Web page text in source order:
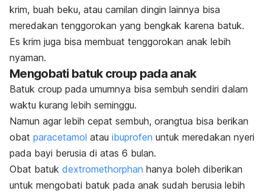
krim, buah beku, atau camilan dingin lainnya bisa
meredakan tenggorokan yang bengkak karena batuk.
Es krim juga bisa membuat tenggorokan anak lebih
nyaman.
Mengobati batuk croup pada anak
Batuk croup pada umumnya bisa sembuh sendiri dalam
waktu kurang lebih seminggu.
Namun agar lebih cepat sembuh, orangtua bisa berikan
obat paracetamol atau ibuprofen untuk meredakan nyeri
pada bayi berusia di atas 6 bulan.
Obat batuk dextromethorphan hanya boleh diberikan
untuk mengobati batuk pada anak sudah berusia lebih